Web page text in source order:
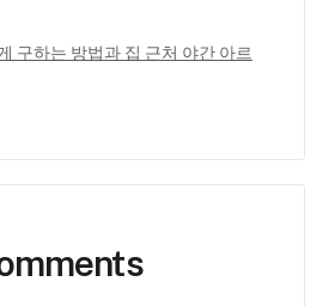
구하는 방법과 집 근처 야간 아르